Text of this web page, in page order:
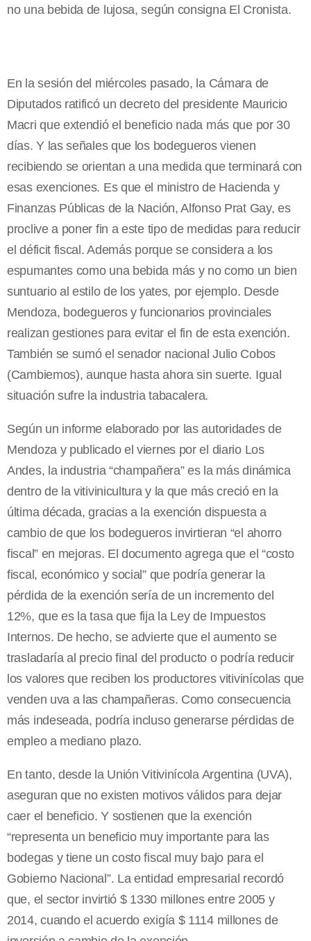
no una bebida de lujosa, según consigna El Cronista.
En la sesión del miércoles pasado, la Cámara de
Diputados ratificó un decreto del presidente Mauricio
Macri que extendió el beneficio nada más que por 30
días. Y las señales que los bodegueros vienen
recibiendo se orientan a una medida que terminará con
esas exenciones. Es que el ministro de Hacienda y
Finanzas Públicas de la Nación, Alfonso Prat Gay, es
proclive a poner fin a este tipo de medidas para reducir
el déficit fiscal. Además porque se considera a los
espumantes como una bebida más y no como un bien
suntuario al estilo de los yates, por ejemplo. Desde
Mendoza, bodegueros y funcionarios provinciales
realizan gestiones para evitar el fin de esta exención.
También se sumó el senador nacional Julio Cobos
(Cambiemos), aunque hasta ahora sin suerte. Igual
situación sufre la industria tabacalera.
Según un informe elaborado por las autoridades de
Mendoza y publicado el viernes por el diario Los
Andes, la industria “champañera” es la más dinámica
dentro de la vitivinicultura y la que más creció en la
última década, gracias a la exención dispuesta a
cambio de que los bodegueros invirtieran “el ahorro
fiscal” en mejoras. El documento agrega que el “costo
fiscal, económico y social” que podría generar la
pérdida de la exención sería de un incremento del
12%, que es la tasa que fija la Ley de Impuestos
Internos. De hecho, se advierte que el aumento se
trasladaría al precio final del producto o podría reducir
los valores que reciben los productores vitivinícolas que
venden uva a las champañeras. Como consecuencia
más indeseada, podría incluso generarse pérdidas de
empleo a mediano plazo.
En tanto, desde la Unión Vitivinícola Argentina (UVA),
aseguran que no existen motivos válidos para dejar
caer el beneficio. Y sostienen que la exención
“representa un beneficio muy importante para las
bodegas y tiene un costo fiscal muy bajo para el
Gobierno Nacional”. La entidad empresarial recordó
que, el sector invirtió $ 1330 millones entre 2005 y
2014, cuando el acuerdo exigía $ 1114 millones de